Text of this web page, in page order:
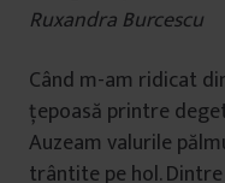
Ruxandra Burcescu
Când m-am ridicat
țepoasă printre
Auzeam valurile
trântite pe hol.